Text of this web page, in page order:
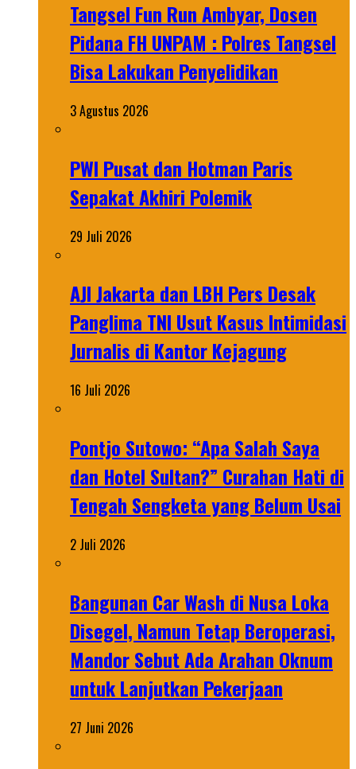
Tangsel Fun Run Ambyar, Dosen
Pidana FH UNPAM : Polres Tangsel
Bisa Lakukan Penyelidikan
3 Agustus 2026
PWI Pusat dan Hotman Paris
Sepakat Akhiri Polemik
29 Juli 2026
AJI Jakarta dan LBH Pers Desak
Panglima TNI Usut Kasus Intimidasi
Jurnalis di Kantor Kejagung
16 Juli 2026
Pontjo Sutowo: “Apa Salah Saya
dan Hotel Sultan?” Curahan Hati di
Tengah Sengketa yang Belum Usai
2 Juli 2026
Bangunan Car Wash di Nusa Loka
Disegel, Namun Tetap Beroperasi,
Mandor Sebut Ada Arahan Oknum
untuk Lanjutkan Pekerjaan
27 Juni 2026